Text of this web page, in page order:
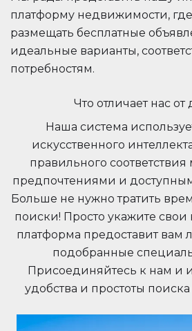
платформу недвижимости,
размещать бесплатные
идеальные варианты,
потребностям.
Что отличает нас от
Наша система
искусственного
правильного
предпочтениями и
Больше не нужно тратить
поиски! Просто укажите
платформа предоставит вам
подобранные
Присоединяйтесь к нам и
удобства и простоты